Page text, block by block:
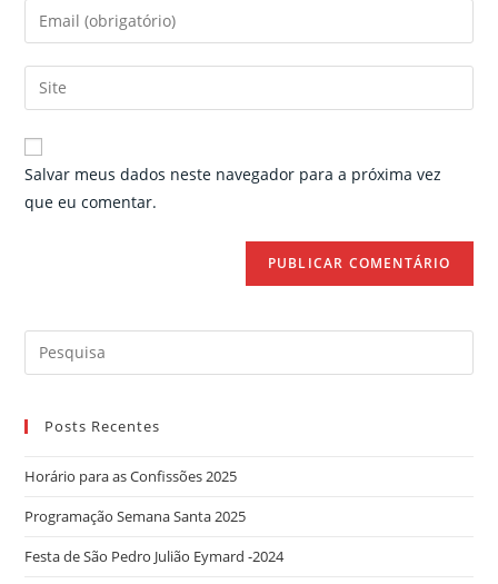
comment
Enter
your
email
address
comment
Enter
your
website
URL
Salvar meus dados neste navegador para a próxima vez
que eu comentar.
Search
for:
Posts Recentes
Horário para as Confissões 2025
Programação Semana Santa 2025
Festa de São Pedro Julião Eymard -2024